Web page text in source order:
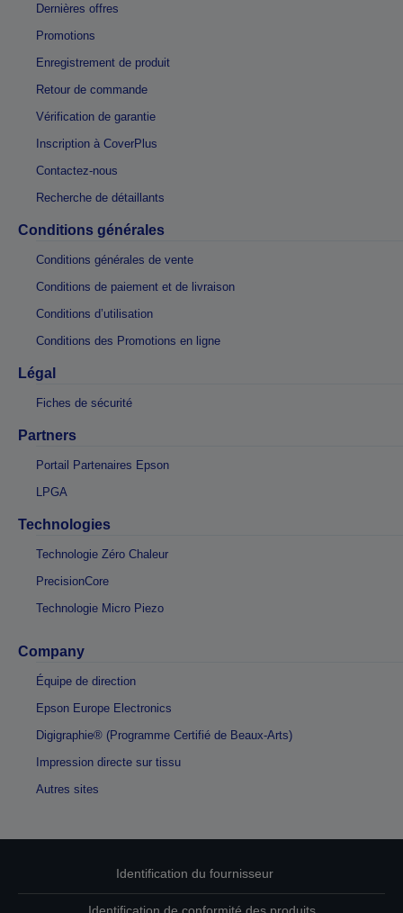
Dernières offres
Promotions
Enregistrement de produit
Retour de commande
Vérification de garantie
Inscription à CoverPlus
Contactez-nous
Recherche de détaillants
Conditions générales
Conditions générales de vente
Conditions de paiement et de livraison
Conditions d’utilisation
Conditions des Promotions en ligne
Légal
Fiches de sécurité
Partners
Portail Partenaires Epson
LPGA
Technologies
Technologie Zéro Chaleur
PrecisionCore
Technologie Micro Piezo
Company
Équipe de direction
Epson Europe Electronics
Digigraphie® (Programme Certifié de Beaux-Arts)
Impression directe sur tissu
Autres sites
Identification du fournisseur
Identification de conformité des produits